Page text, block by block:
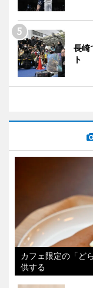
長崎
ト
カフェ限定の「ど
供する